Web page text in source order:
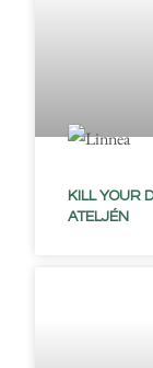
KILL YOUR
ATELJÉN